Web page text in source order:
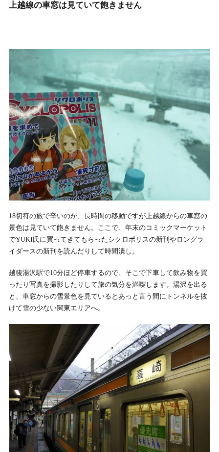
上越線の車窓は見ていて飽きません
18切符の旅で辛いのが、長時間の移動ですが上越線からの車窓の
景色は見ていて飽きません。ここで、年末のコミックマーケット
でYUKI氏に買ってきてもらったシクロポリスの新刊やロングラ
イダースの新刊を読んだりして時間潰し。
越後湯沢駅で10分ほど停車するので、そこで下車して飲み物を買
ったり写真を撮影したりして旅の気分を満喫します。湯沢を出る
と、車窓からの雪景色を見ているとあっと言う間にトンネルを抜
けて雪の少ない関東エリアへ。